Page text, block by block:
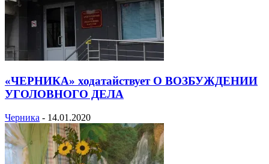
«ЧЕРНИКА» ходатайствует О ВОЗБУЖДЕНИИ
УГОЛОВНОГО ДЕЛА
Черника - 14.01.2020